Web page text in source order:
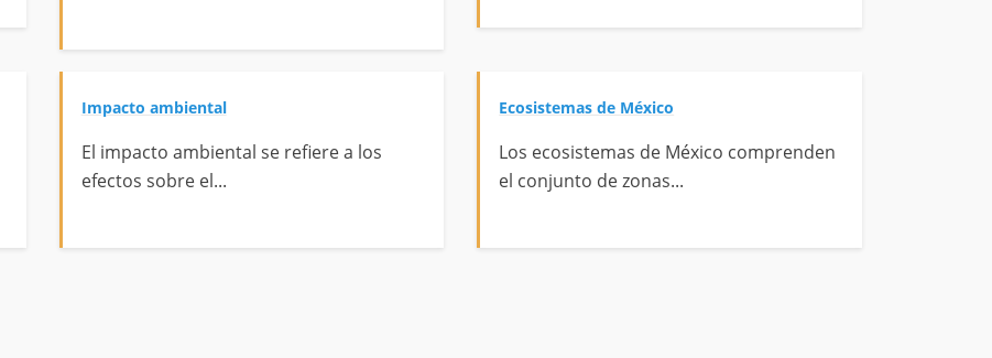
Impacto ambiental
El impacto ambiental se refiere a los
efectos sobre el...
Ecosistemas de México
Los ecosistemas de México comprenden
el conjunto de zonas...